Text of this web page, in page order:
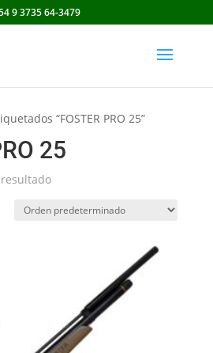
9 3735 64-3479
“FOSTER PRO 25”
25